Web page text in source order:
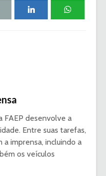
FAEP desenvolve a
Entre suas tarefas,
imprensa, incluindo a
os veículos